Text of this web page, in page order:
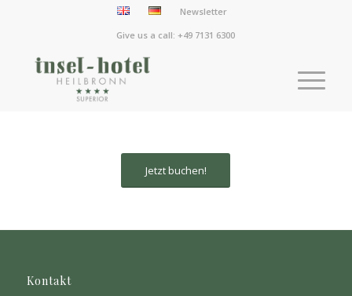
Newsletter
Give us a call: +49 7131 6300
Jetzt buchen!
Kontakt